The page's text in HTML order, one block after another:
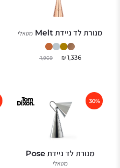
מנורת לד ניידת Melt מטאלי
1,336
₪
1,909
מנורת לד ניידת Pose
מטאלי
30%